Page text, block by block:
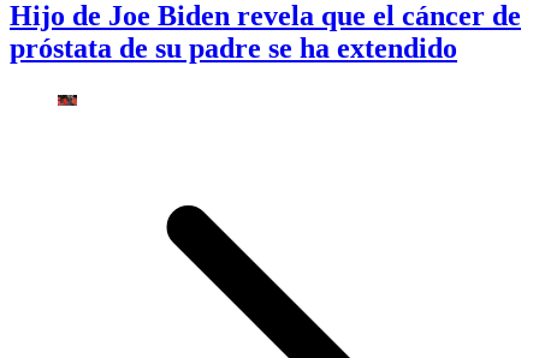
Hijo de Joe Biden revela que el cáncer de
próstata de su padre se ha extendido